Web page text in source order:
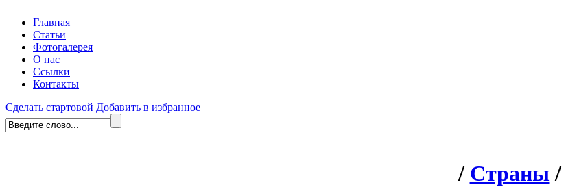
Главная
Статьи
Фотогалерея
О нас
Ссылки
Контакты
Сделать стартовой Добавить в избранное
/ Страны/